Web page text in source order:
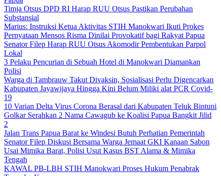
Timja Otsus DPD RI Harap RUU Otsus Pastikan Perubahan
Substansial
Marius: Instruksi Ketua Aktivitas STIH Manokwari Ikuti Prokes
Pernyataan Mensos Risma Dinilai Provokatif bagi Rakyat Papua
Senator Filep Harap RUU Otsus Akomodir Pembentukan Parpol
Lokal
3 Pelaku Pencurian di Sebuah Hotel di Manokwari Diamankan
Polisi
Warga di Tambrauw Takut Divaksin, Sosialisasi Perlu Digencarkan
Kabupaten Jayawijaya Hingga Kini Belum Miliki alat PCR Covid-
19
10 Varian Delta Virus Corona Berasal dari Kabupaten Teluk Bintuni
Golkar Serahkan 2 Nama Cawagub ke Koalisi Papua Bangkit Jilid
2
Jalan Trans Papua Barat ke Windesi Butuh Perhatian Pemerintah
Senator Filep Diskusi Bersama Warga Jemaat GKI Kanaan Sabon
Usai Mimika Barat, Polisi Usut Kasus BST Alama & Mimika
Tengah
KAWAL PB-LBH STIH Manokwari Proses Hukum Penabrak